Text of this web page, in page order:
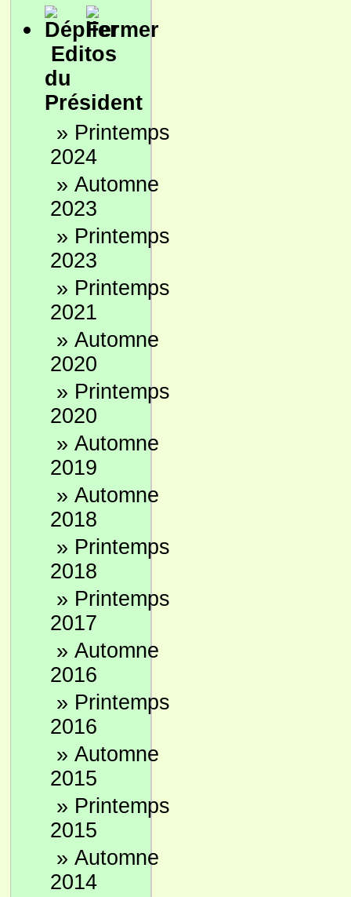
Editos
du
Président
» Printemps
2024
» Automne
2023
» Printemps
2023
» Printemps
2021
» Automne
2020
» Printemps
2020
» Automne
2019
» Automne
2018
» Printemps
2018
» Printemps
2017
» Automne
2016
» Printemps
2016
» Automne
2015
» Printemps
2015
» Automne
2014